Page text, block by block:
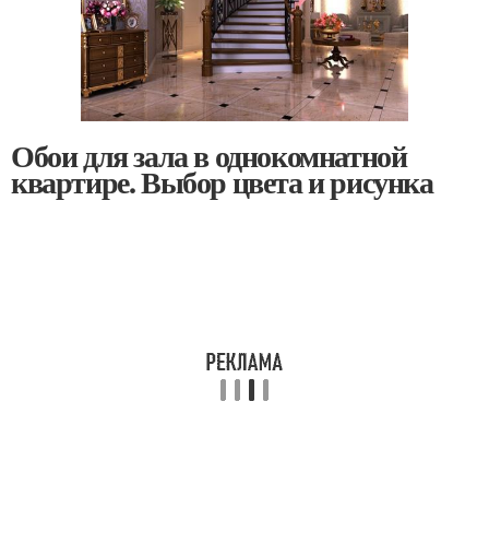
Обои для зала в однокомнатной
квартире. Выбор цвета и рисунка